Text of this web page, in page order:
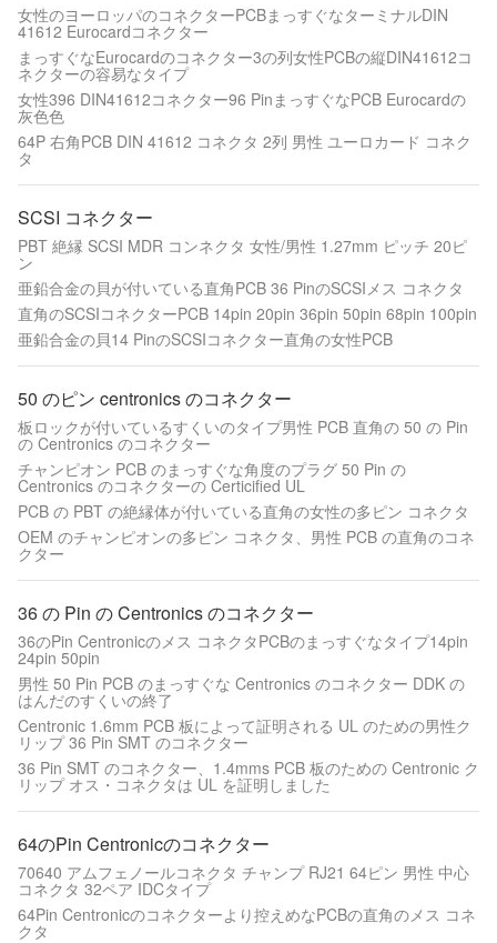
女性のヨーロッパのコネクターPCBまっすぐなターミナルDIN
41612 Eurocardコネクター
まっすぐなEurocardのコネクター3の列女性PCBの縦DIN41612コ
ネクターの容易なタイプ
女性396 DIN41612コネクター96 PinまっすぐなPCB Eurocardの
灰色色
64P 右角PCB DIN 41612 コネクタ 2列 男性 ユーロカード コネク
タ
SCSI コネクター
PBT 絶縁 SCSI MDR コンネクタ 女性/男性 1.27mm ピッチ 20ピ
ン
亜鉛合金の貝が付いている直角PCB 36 PinのSCSIメス コネクタ
直角のSCSIコネクターPCB 14pin 20pin 36pin 50pin 68pin 100pin
亜鉛合金の貝14 PinのSCSIコネクター直角の女性PCB
50 のピン centronics のコネクター
板ロックが付いているすくいのタイプ男性 PCB 直角の 50 の Pin
の Centronics のコネクター
チャンピオン PCB のまっすぐな角度のプラグ 50 Pin の
Centronics のコネクターの Certicified UL
PCB の PBT の絶縁体が付いている直角の女性の多ピン コネクタ
OEM のチャンピオンの多ピン コネクタ、男性 PCB の直角のコネ
クター
36 の Pin の Centronics のコネクター
36のPin Centronicのメス コネクタPCBのまっすぐなタイプ14pin
24pin 50pin
男性 50 Pin PCB のまっすぐな Centronics のコネクター DDK の
はんだのすくいの終了
Centronic 1.6mm PCB 板によって証明される UL のための男性ク
リップ 36 Pin SMT のコネクター
36 Pin SMT のコネクター、1.4mms PCB 板のための Centronic ク
リップ オス・コネクタは UL を証明しました
64のPin Centronicのコネクター
70640 アムフェノールコネクタ チャンプ RJ21 64ピン 男性 中心
コネクタ 32ペア IDCタイプ
64Pin Centronicのコネクターより控えめなPCBの直角のメス コネ
クタ